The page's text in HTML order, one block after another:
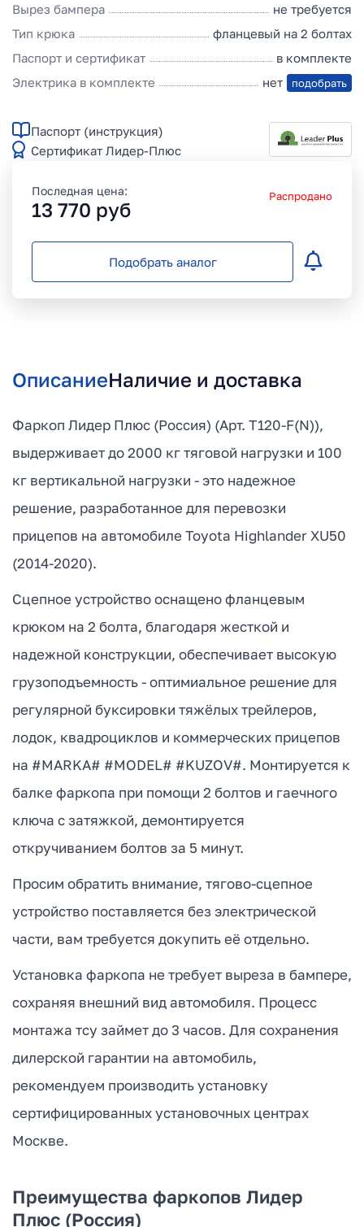
Вырез бампера
не требуется
Тип крюка
фланцевый на 2 болтах
Паспорт и сертификат
в комплекте
Электрика в комплекте
нет подобрать
Паспорт (инструкция)
Сертификат Лидер-Плюс
Последная цена:
13 770 руб
Распродано
Подобрать аналог
ОписаниеНаличие и доставка
Фаркоп Лидер Плюс (Россия) (Арт. T120-F(N)),
выдерживает до 2000 кг тяговой нагрузки и 100
кг вертикальной нагрузки - это надежное
решение, разработанное для перевозки
прицепов на автомобиле Toyota Highlander XU50
(2014-2020).
Сцепное устройство оснащено фланцевым
крюком на 2 болта, благодаря жесткой и
надежной конструкции, обеспечивает высокую
грузоподъемность - оптимиальное решение для
регулярной буксировки тяжёлых трейлеров,
лодок, квадроциклов и коммерческих прицепов
на #MARKA# #MODEL# #KUZOV#. Монтируется к
балке фаркопа при помощи 2 болтов и гаечного
ключа с затяжкой, демонтируется
откручиванием болтов за 5 минут.
Просим обратить внимание, тягово-сцепное
устройство поставляется без электрической
части, вам требуется докупить её отдельно.
Установка фаркопа не требует выреза в бампере,
сохраняя внешний вид автомобиля. Процесс
монтажа тсу займет до 3 часов. Для сохранения
дилерской гарантии на автомобиль,
рекомендуем производить установку
сертифицированных установочных центрах
Москве.
Преимущества фаркопов Лидер
Плюс (Россия)